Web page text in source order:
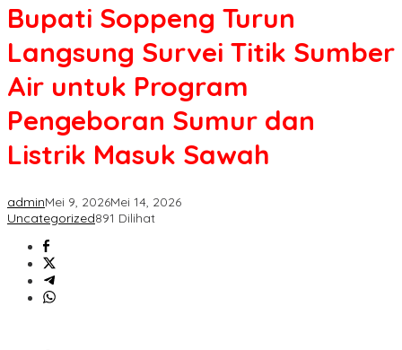
Bupati Soppeng Turun
Langsung Survei Titik Sumber
Air untuk Program
Pengeboran Sumur dan
Listrik Masuk Sawah
adminMei 9, 2026Mei 14, 2026
Uncategorized891 Dilihat